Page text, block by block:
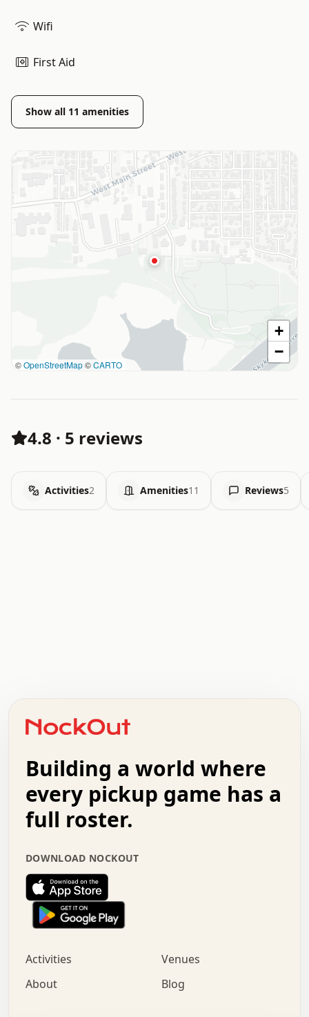
Wifi
First Aid
Show all 11 amenities
©OpenStreetMap©CARTO
+
−
4.8 · 5 reviews
Activities2 Amenities11 Reviews5
+   .   .   .   .   .   .   .   .   .   +   .   .
.   .   .   .   .   .   .   .   .   .   .   :   .
.   .   .   .   +   .   .   .   .   .   .   .   +
.   :   .   .   .   .   .   .   .   .   o   .   .
.   .   x   .   .   .   .   .   .   :   .   .   o
.   .   .   .   :   .   .   .   .   o   .   .   .
.   .   .   .   .   .   .   :   .   .   .   .   .
.   .   .   .   .   .   .   +   .   .   x   .   .
.   .   .   .   .   :   +   .   .   .   .   .   o
.   .   .   .   .   .   .   .   .   .   .   .   .
.   .   :   o   .   .   .   .   .   .   .   +   .
.   o   .   .   .   .   x   .   .   .   .   .   .
+   .   o   .   .   .   .   o   .   .   .   .
.   +   .   .   .   .   .   .   .   .   :   .   x
Building a world where
every pickup game has a
full roster.
DOWNLOAD NOCKOUT
Activities
Venues
About
Blog